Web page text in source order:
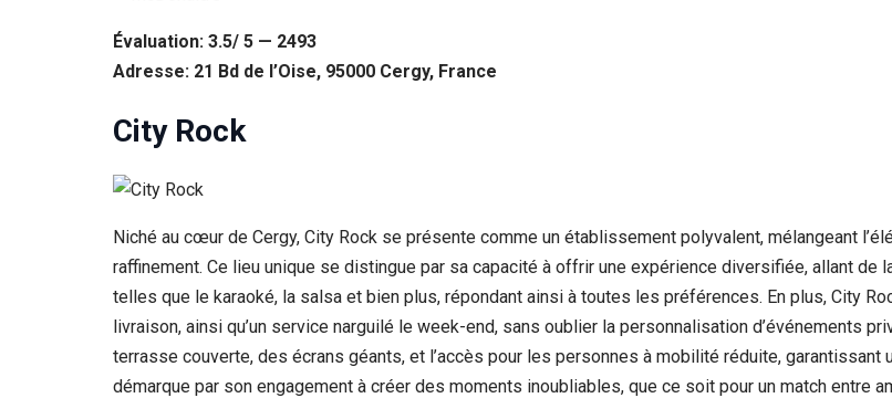
Évaluation: 3.5/ 5 — 2493
Adresse: 21 Bd de l’Oise, 95000 Cergy, France
City Rock
Niché au cœur de Cergy, City Rock se présente comme un établissement polyvalent, mélangeant
raffinement. Ce lieu unique se distingue par sa capacité à offrir une expérience diversifiée, allant
telles que le karaoké, la salsa et bien plus, répondant ainsi à toutes les préférences. En plus, City
livraison, ainsi qu’un service narguilé le week-end, sans oublier la personnalisation d’événements
terrasse couverte, des écrans géants, et l’accès pour les personnes à mobilité réduite,
démarque par son engagement à créer des moments inoubliables, que ce soit pour un match entre